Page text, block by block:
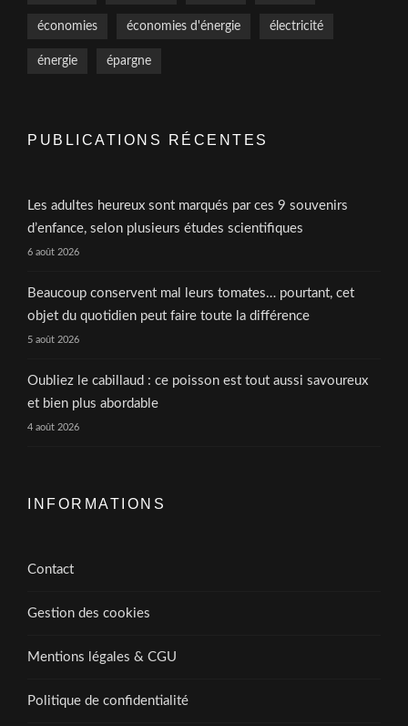
économies économies d'énergie électricité
énergie épargne
PUBLICATIONS RÉCENTES
Les adultes heureux sont marqués par ces 9 souvenirs
d’enfance, selon plusieurs études scientifiques
6 août 2026
Beaucoup conservent mal leurs tomates… pourtant, cet
objet du quotidien peut faire toute la différence
5 août 2026
Oubliez le cabillaud : ce poisson est tout aussi savoureux
et bien plus abordable
4 août 2026
INFORMATIONS
Contact
Gestion des cookies
Mentions légales & CGU
Politique de confidentialité